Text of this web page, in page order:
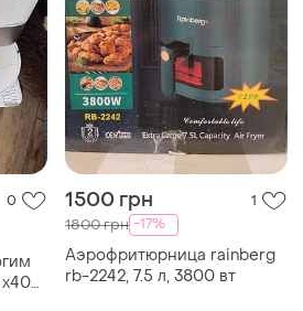
0 1500 грн 1
1800 грн -17%
Аэрофритюрница rainberg
rb-2242, 7.5 л, 3800 вт